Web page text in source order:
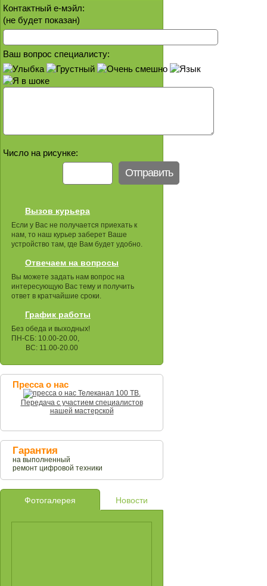
Контактный е-мэйл:
(не будет показан)
Ваш вопрос специалисту:
Число на рисунке:
Вызов курьера
Если у Вас не получается приехать к
нам, то наш курьер заберет Ваше
устройство там, где Вам будет удобно.
Отвечаем на вопросы
Вы можете задать нам вопрос на
интересующую Вас тему и получить
ответ в кратчайшие сроки.
График работы
Без обеда и выходных!
ПН-СБ: 10.00-20.00,
ВС: 11.00-20.00
Пресса о нас
Телеканал 100 ТВ.
Передача с участием специалистов
нашей мастерской
Гарантия
на выполненный
ремонт цифровой техники
Фотогалерея Новости